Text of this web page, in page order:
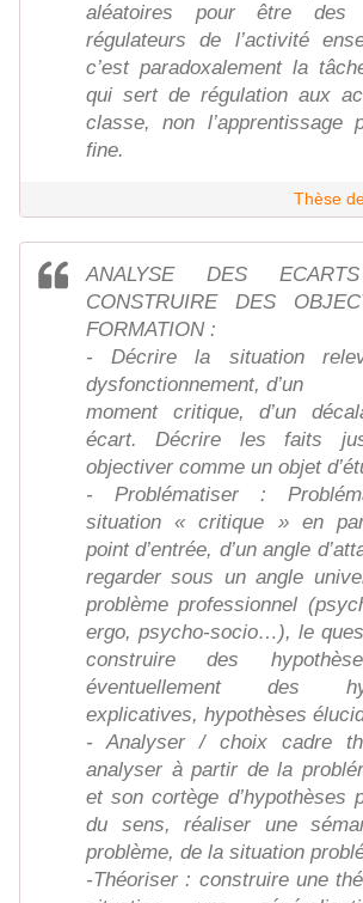
aléatoires pour être des
régulateurs de l’activité
c’est paradoxalement la
qui sert de régulation aux
classe, non l’apprentissage
fine.
Thèse
ANALYSE DES
CONSTRUIRE DES
FORMATION :
- Décrire la situation
dysfonctionnement, d’un
moment critique, d’un
écart. Décrire les faits
objectiver comme un objet
- Problématiser :
situation « critique » en
point d’entrée, d’un angle
regarder sous un angle
problème professionnel
ergo, psycho-socio…), le
construire des
éventuellement des
explicatives, hypothèses
- Analyser / choix cadre
analyser à partir de la
et son cortège d’hypothèses
du sens, réaliser une
problème, de la situation
-Théoriser : construire une